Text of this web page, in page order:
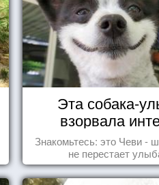
Эта собака-
взорвала
Знакомьтесь: это Чеви -
не перестает